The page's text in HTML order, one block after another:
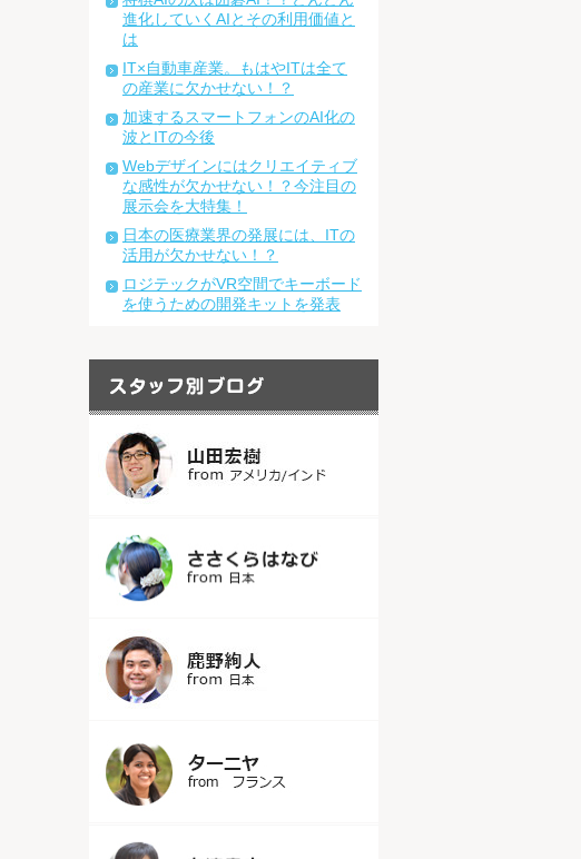
進化していくAIとその利用価値と
は
IT×自動車産業。もはやITは全て
の産業に欠かせない！？
加速するスマートフォンのAI化の
波とITの今後
Webデザインにはクリエイティブ
な感性が欠かせない！？今注目の
展示会を大特集！
日本の医療業界の発展には、ITの
活用が欠かせない！？
ロジテックがVR空間でキーボード
を使うための開発キットを発表